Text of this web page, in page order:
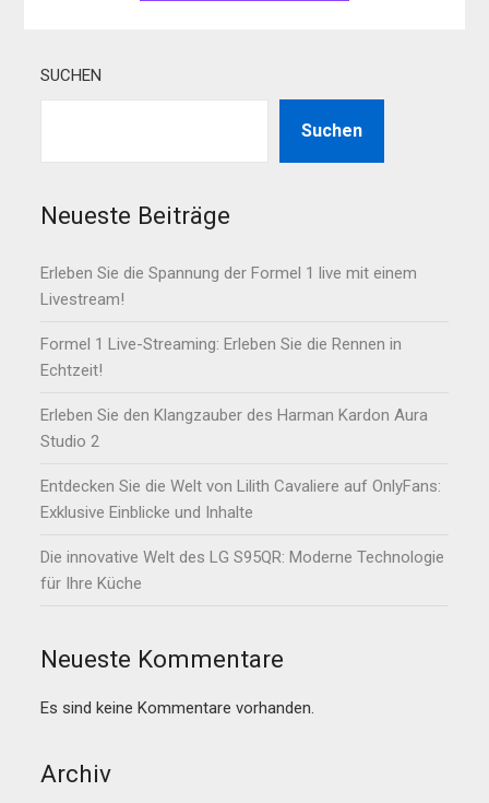
SUCHEN
Suchen
Neueste Beiträge
Erleben Sie die Spannung der Formel 1 live mit einem
Livestream!
Formel 1 Live-Streaming: Erleben Sie die Rennen in
Echtzeit!
Erleben Sie den Klangzauber des Harman Kardon Aura
Studio 2
Entdecken Sie die Welt von Lilith Cavaliere auf OnlyFans:
Exklusive Einblicke und Inhalte
Die innovative Welt des LG S95QR: Moderne Technologie
für Ihre Küche
Neueste Kommentare
Es sind keine Kommentare vorhanden.
Archiv